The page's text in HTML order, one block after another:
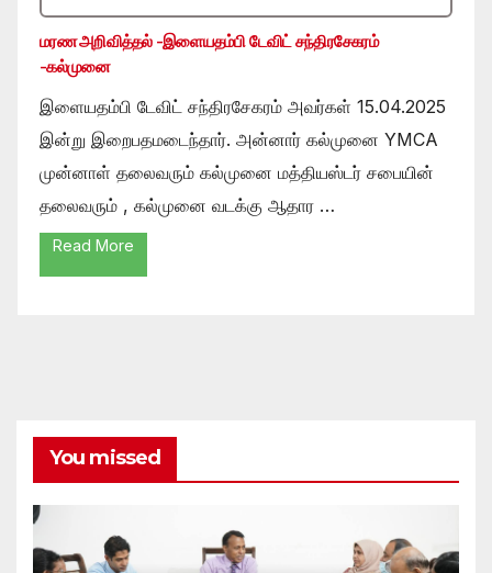
மரண அறிவித்தல் -இளையதம்பி டேவிட் சந்திரசேகரம்
-கல்முனை
இளையதம்பி டேவிட் சந்திரசேகரம் அவர்கள் 15.04.2025
இன்று இறைபதமடைந்தார். அன்னார் கல்முனை YMCA
முன்னாள் தலைவரும் கல்முனை மத்தியஸ்டர் சபையின்
தலைவரும் , கல்முனை வடக்கு ஆதார …
Read More
You missed